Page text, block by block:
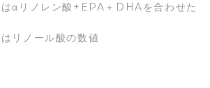
αリノレン酸+EPA＋DHAを合わせた
リノール酸の数値